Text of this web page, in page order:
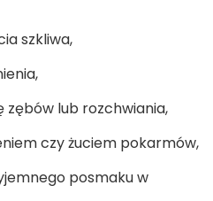
szkliwa,
zębów lub rozchwiania,
czy żuciem pokarmów,
posmaku w